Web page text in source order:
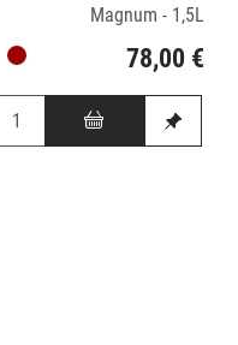
Magnum - 1,5L
78,00 €